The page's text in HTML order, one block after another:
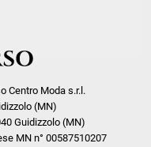
Centro Moda s.r.l.
(MN)
Guidizzolo (MN)
MN n° 00587510207